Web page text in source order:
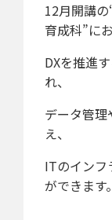
12月開講
育成科”に
DXを推進
れ、
データ管
え、
ITのインフ
ができます。